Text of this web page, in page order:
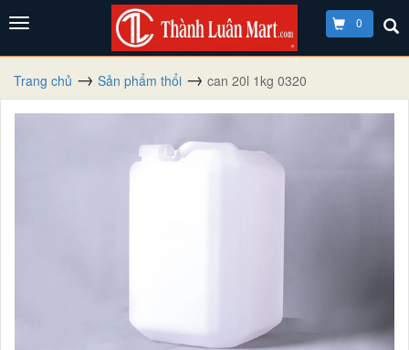
0
Trang chủ Sản phẩm thổi can 20l 1kg 0320